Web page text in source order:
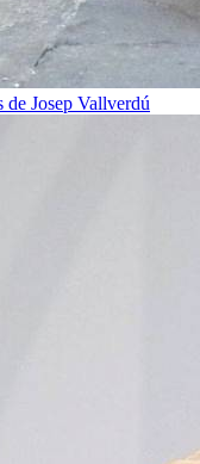
Josep Vallverdú